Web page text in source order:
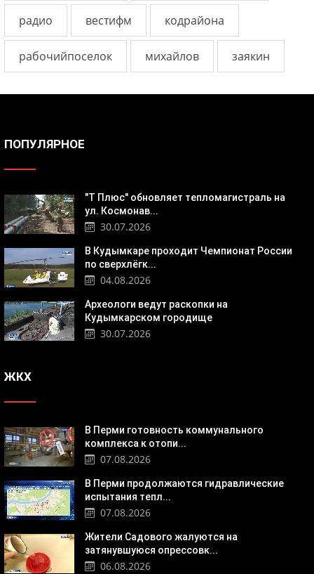
радио вестифм кодрайона
рабочийпоселок михайлов заякин
ПОПУЛЯРНОЕ
"Т Плюс" обновляет тепломагистраль на
ул. Космонав...
30.07.2026
В Кудымкаре проходит Чемпионат России
по сверхлёгк...
04.08.2026
Археологи ведут раскопки на
Кудымкарском городище
30.07.2026
ЖКХ
В Перми готовность коммунального
комплекса к отопи...
07.08.2026
В Перми продолжаются гидравлические
испытания тепл...
07.08.2026
Жители Садового жалуются на
затянувшуюся опрессовк...
06.08.2026